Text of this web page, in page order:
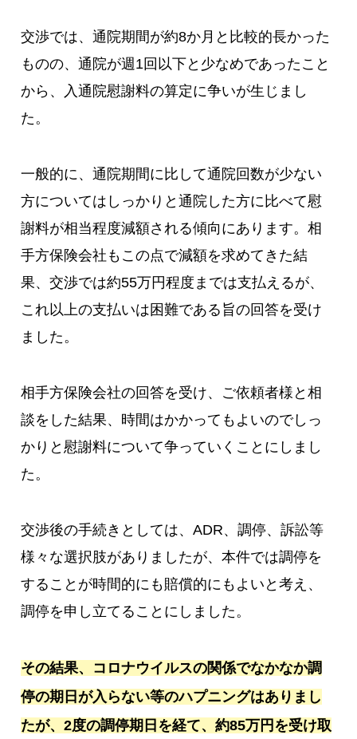
交渉では、通院期間が約8か月と比較的長かった
ものの、通院が週1回以下と少なめであったこと
から、入通院慰謝料の算定に争いが生じまし
た。
一般的に、通院期間に比して通院回数が少ない
方についてはしっかりと通院した方に比べて慰
謝料が相当程度減額される傾向にあります。相
手方保険会社もこの点で減額を求めてきた結
果、交渉では約55万円程度までは支払えるが、
これ以上の支払いは困難である旨の回答を受け
ました。
相手方保険会社の回答を受け、ご依頼者様と相
談をした結果、時間はかかってもよいのでしっ
かりと慰謝料について争っていくことにしまし
た。
交渉後の手続きとしては、ADR、調停、訴訟等
様々な選択肢がありましたが、本件では調停を
することが時間的にも賠償的にもよいと考え、
調停を申し立てることにしました。
その結果、コロナウイルスの関係でなかなか調
停の期日が入らない等のハプニングはありまし
たが、2度の調停期日を経て、約85万円を受け取